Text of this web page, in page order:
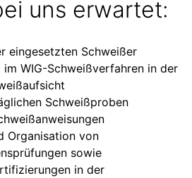
uns erwartet:
eingesetzten Schweißer
im WIG-Schweißverfahren in der
Schweißproben
Organisation von
sowie
in der